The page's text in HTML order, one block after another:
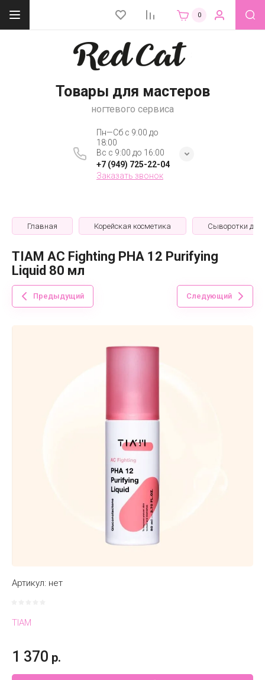
0
Товары для мастеров
ногтевого сервиса
Пн—Сб с 9:00 до
18:00
Вс с 9:00 до 16:00
+7 (949) 725-22-04
Заказать звонок
Главная Корейская косметика Сыворотки для
TIAM AC Fighting PHA 12 Purifying
Liquid 80 мл
Предыдущий Следующий
Артикул: нет
TIAM
1 370 р.